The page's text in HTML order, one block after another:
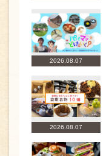
2026.08.07
2026.08.07